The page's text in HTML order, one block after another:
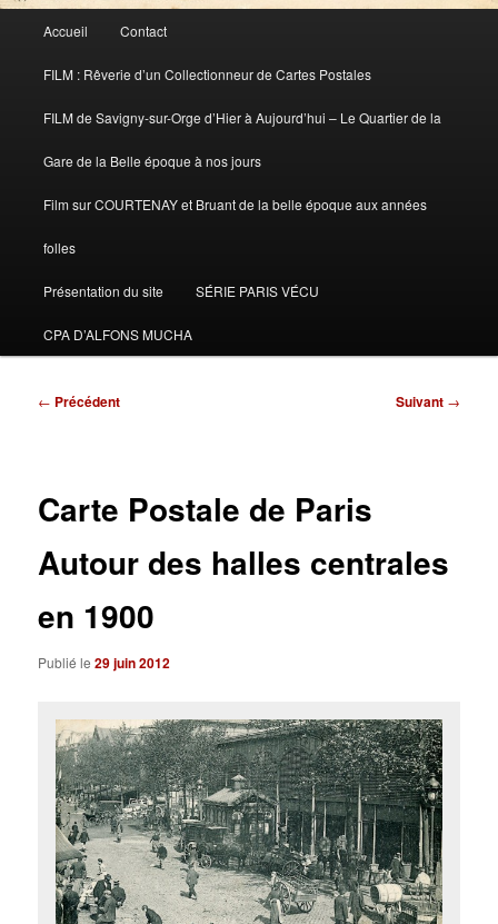
Accueil Contact
FILM : Rêverie d’un Collectionneur de Cartes Postales
FILM de Savigny-sur-Orge d’Hier à Aujourd’hui – Le Quartier de la
Gare de la Belle époque à nos jours
Film sur COURTENAY et Bruant de la belle époque aux années
folles
Présentation du site SÉRIE PARIS VÉCU
CPA D’ALFONS MUCHA
Navigation
← Précédent Suivant →
Carte Postale de Paris
Autour des halles centrales
en 1900
Publié le29 juin 2012